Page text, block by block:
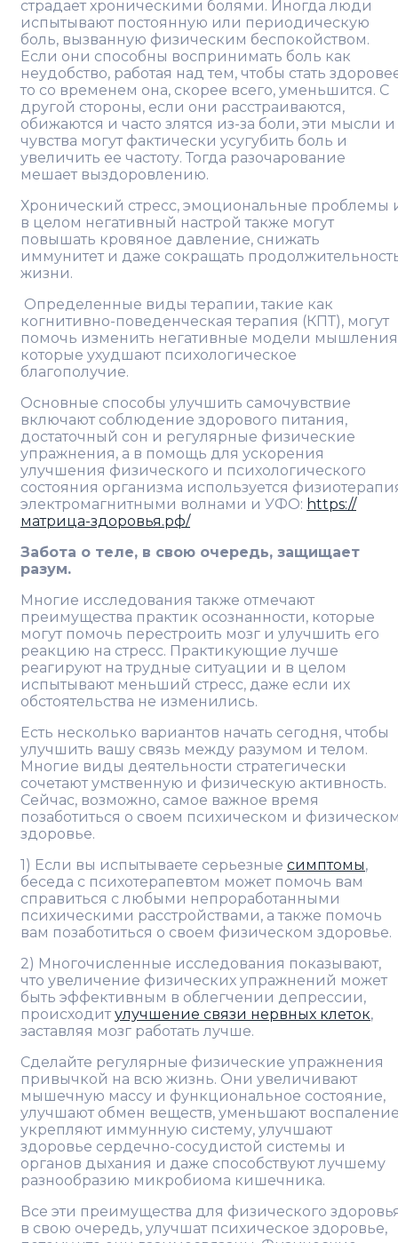
страдает хроническими болями. Иногда люди
испытывают постоянную или периодическую
боль, вызванную физическим беспокойством.
Если они способны воспринимать боль как
неудобство, работая над тем, чтобы стать
то со временем она, скорее всего, уменьшится. С
другой стороны, если они расстраиваются,
обижаются и часто злятся из-за боли, эти мысли и
чувства могут фактически усугубить боль и
увеличить ее частоту. Тогда разочарование
мешает выздоровлению.
Хронический стресс, эмоциональные проблемы
в целом негативный настрой также могут
повышать кровяное давление, снижать
иммунитет и даже сокращать
жизни.
Определенные виды терапии, такие как
когнитивно-поведенческая терапия (КПТ), могут
помочь изменить негативные модели
которые ухудшают психологическое
благополучие.
Основные способы улучшить самочувствие
включают соблюдение здорового питания,
достаточный сон и регулярные физические
упражнения, а в помощь для ускорения
улучшения физического и психологического
состояния организма используется
электромагнитными волнами и УФО: https://
матрица-здоровья.рф/
Забота о теле, в свою очередь, защищает
разум.
Многие исследования также отмечают
преимущества практик осознанности, которые
могут помочь перестроить мозг и улучшить его
реакцию на стресс. Практикующие лучше
реагируют на трудные ситуации и в целом
испытывают меньший стресс, даже если их
обстоятельства не изменились.
Есть несколько вариантов начать сегодня, чтобы
улучшить вашу связь между разумом и телом.
Многие виды деятельности стратегически
сочетают умственную и физическую активность.
Сейчас, возможно, самое важное время
позаботиться о своем психическом и
здоровье.
1) Если вы испытываете серьезные симптомы,
беседа с психотерапевтом может помочь вам
справиться с любыми непроработанными
психическими расстройствами, а также помочь
вам позаботиться о своем физическом здоровье.
2) Многочисленные исследования показывают,
что увеличение физических упражнений может
быть эффективным в облегчении депрессии,
происходит улучшение связи нервных клеток,
заставляя мозг работать лучше.
Сделайте регулярные физические упражнения
привычкой на всю жизнь. Они увеличивают
мышечную массу и функциональное состояние,
улучшают обмен веществ, уменьшают
укрепляют иммунную систему, улучшают
здоровье сердечно-сосудистой системы и
органов дыхания и даже способствуют лучшему
разнообразию микробиома кишечника.
Все эти преимущества для физического
в свою очередь, улучшат психическое здоровье,